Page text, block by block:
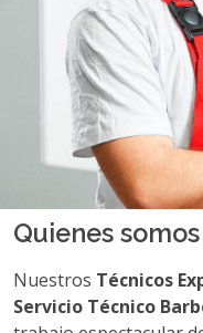
Quienes somos
NuestrosTécnicos
Servicio Técnico
trabajo espectacular
siempre dejan a